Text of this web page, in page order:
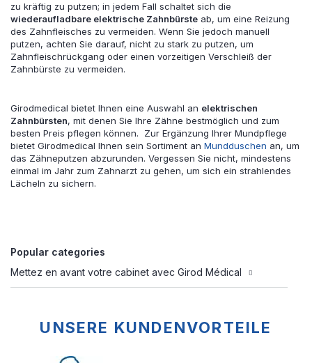
zu kräftig zu putzen; in jedem Fall schaltet sich die
wiederaufladbare elektrische Zahnbürste ab, um eine Reizung
des Zahnfleisches zu vermeiden. Wenn Sie jedoch manuell
putzen, achten Sie darauf, nicht zu stark zu putzen, um
Zahnfleischrückgang oder einen vorzeitigen Verschleiß der
Zahnbürste zu vermeiden.
Girodmedical bietet Ihnen eine Auswahl an elektrischen
Zahnbürsten, mit denen Sie Ihre Zähne bestmöglich und zum
besten Preis pflegen können. Zur Ergänzung Ihrer Mundpflege
bietet Girodmedical Ihnen sein Sortiment an Mundduschen an, um
das Zähneputzen abzurunden. Vergessen Sie nicht, mindestens
einmal im Jahr zum Zahnarzt zu gehen, um sich ein strahlendes
Lächeln zu sichern.
Popular categories
Mettez en avant votre cabinet avec Girod Médical
UNSERE KUNDENVORTEILE